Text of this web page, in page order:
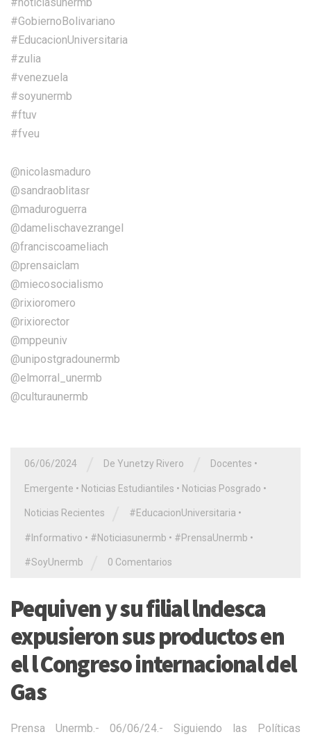
#GobiernoBolivariano
#EducacionUniversitaria
#zulia
#venezuela
#soyunermb
#ftuv
#fveu
@nicolasmaduro
@sandraoblitasr
@maduroguerra
@damelischavezrangel
@franciscoameliach
@prensaiclam
@miecosocialismo
@rixioromero
@rixiorector
@mppeuniv
@unipostgradounermb
@elmorral_unermb
@culturaunermb
06/06/2024 De Yunetzy Rivero Docentes •
Emergente • Noticias Estudiantiles • Noticias Posgrado •
Noticias Recientes #EducacionUniversitaria •
#Informativo • #Noticiasunermb • #PrensaUnermb •
#SoyUnermb 0 Comentarios
Pequiven y su filial lndesca
expusieron sus productos en
el l Congreso internacional del
Gas
Prensa Unermb.- 06/06/24.- Siguiendo las Políticas